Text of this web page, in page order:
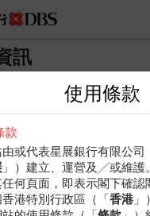
訊
計算機
表 歷史波幅
使用條款
款
由或代表星展銀行有限公司
」）建立、運營及╱或維護
任何頁面，即表示閣下確認
香港特別行政區（「香港」